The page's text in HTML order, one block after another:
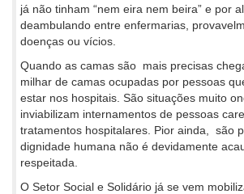
já não tinham “nem eira nem beira” e por
deambulando entre enfermarias,
doenças ou vícios.
Quando as camas são mais precisas
milhar de camas ocupadas por pessoas
estar nos hospitais. São situações muito
inviabilizam internamentos de pessoas
tratamentos hospitalares. Pior ainda, são
dignidade humana não é devidamente
respeitada.
O Setor Social e Solidário já se vem